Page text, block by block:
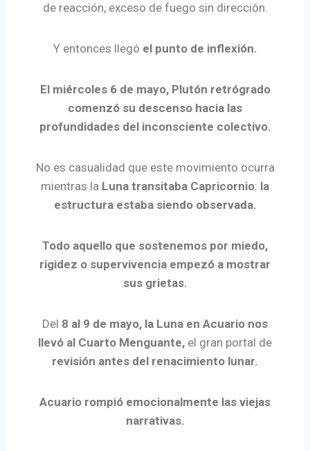
de reacción, exceso de fuego sin dirección.
Y entonces llegó el punto de inflexión.
El miércoles 6 de mayo, Plutón retrógrado
comenzó su descenso hacia las
profundidades del inconsciente colectivo.
No es casualidad que este movimiento ocurra
mientras la Luna transitaba Capricornio: la
estructura estaba siendo observada.
Todo aquello que sostenemos por miedo,
rigidez o supervivencia empezó a mostrar
sus grietas.
Del 8 al 9 de mayo, la Luna en Acuario nos
llevó al Cuarto Menguante, el gran portal de
revisión antes del renacimiento lunar.
Acuario rompió emocionalmente las viejas
narrativas.